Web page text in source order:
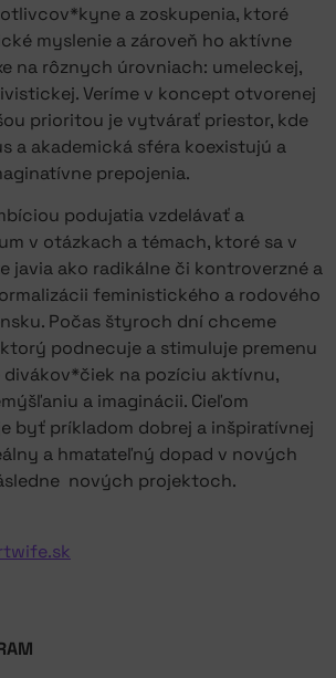
a zoskupenia, ktoré
myslenie a zároveň ho aktívne
na rôznych úrovniach: umeleckej,
Veríme v koncept otvorenej
prioritou je vytvárať priestor, kde
a akademická sféra koexistujú a
prepojenia.
podujatia vzdelávať a
v otázkach a témach, ktoré sa v
javia ako radikálne či kontroverzné a
feministického a rodového
Počas štyroch dní chceme
podnecuje a stimuluje premenu
divákov*čiek na pozíciu aktívnu,
a imaginácii. Cieľom
byť príkladom dobrej a inšpiratívnej
a hmatateľný dopad v nových
nových projektoch.